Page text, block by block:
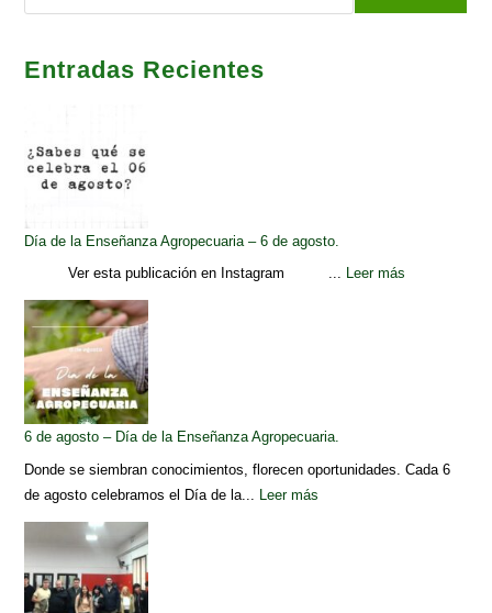
Entradas Recientes
Día de la Enseñanza Agropecuaria – 6 de agosto.
Ver esta publicación en Instagram ... Leer más
6 de agosto – Día de la Enseñanza Agropecuaria.
Donde se siembran conocimientos, florecen oportunidades. Cada 6
de agosto celebramos el Día de la... Leer más